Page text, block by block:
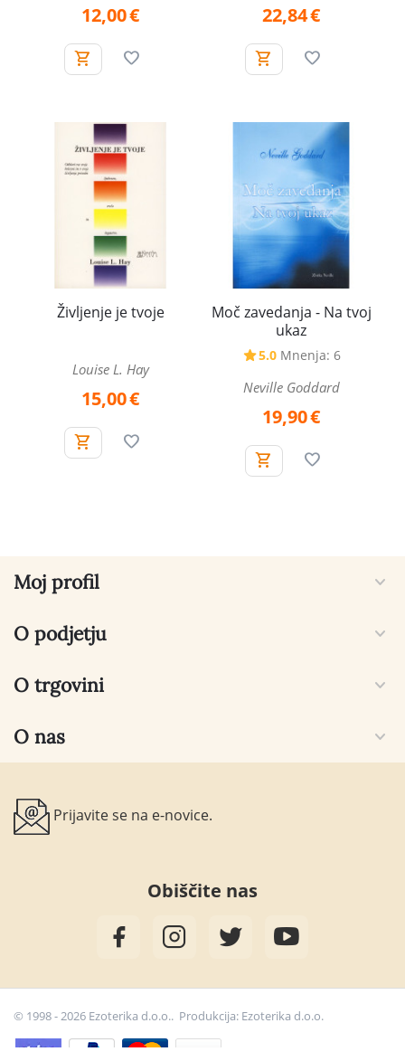
12,00€ 22,84€
Življenje je tvoje
Louise L. Hay
15,00€
Moč zavedanja - Na tvoj
ukaz
5.0 Mnenja: 6
Neville Goddard
19,90€
Moj profil
O podjetju
O trgovini
O nas
Prijavite se na e-novice.
Obiščite nas
© 1998 - 2026 Ezoterika d.o.o.. Produkcija: Ezoterika d.o.o.